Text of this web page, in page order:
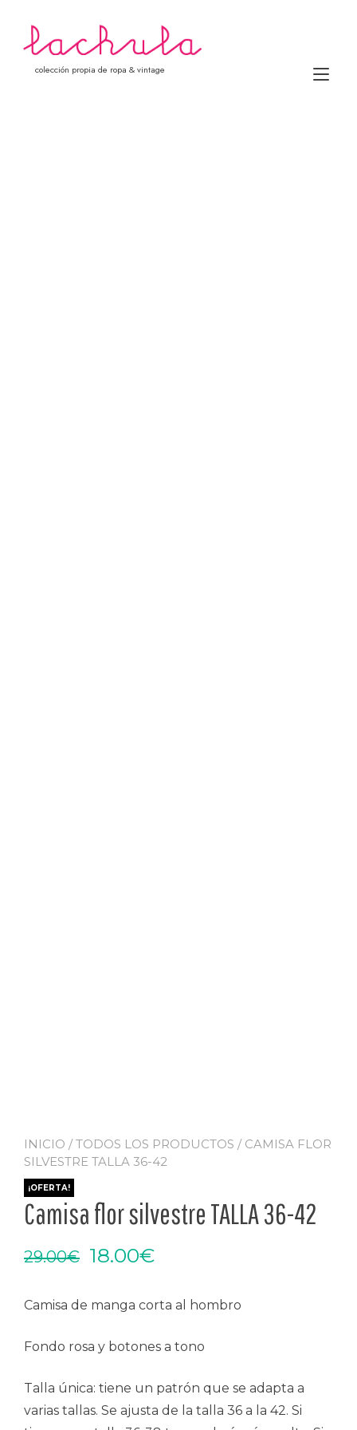
contenido
colección propia de ropa & vintage
INICIO /TODOS LOS PRODUCTOS / CAMISA FLOR
SILVESTRE TALLA 36-42
¡OFERTA!
Camisa flor silvestre TALLA 36-42
29.00€ El
original
era:
18.00€El
actual
es:
Camisa de manga corta al hombro
Fondo rosa y botones a tono
Talla única: tiene un patrón que se adapta a
varias tallas. Se ajusta de la talla 36 a la 42. Si